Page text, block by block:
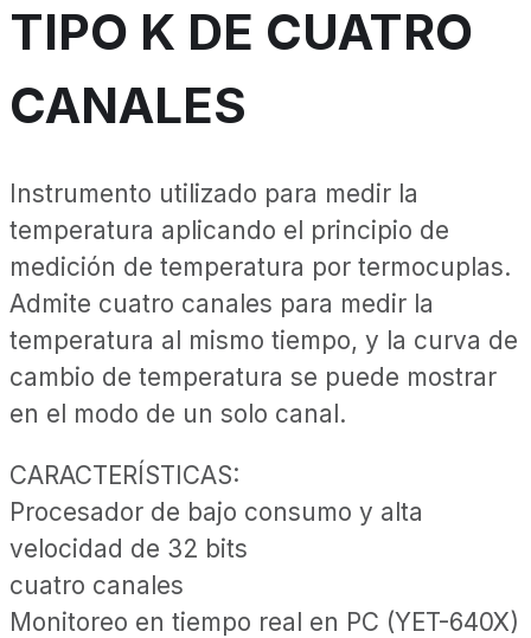
TIPO K DE CUATRO
CANALES
Instrumento utilizado para medir la
temperatura aplicando el principio de
medición de temperatura por termocuplas.
Admite cuatro canales para medir la
temperatura al mismo tiempo, y la curva de
cambio de temperatura se puede mostrar
en el modo de un solo canal.
CARACTERÍSTICAS:
Procesador de bajo consumo y alta
velocidad de 32 bits
cuatro canales
Monitoreo en tiempo real en PC (YET-640X)